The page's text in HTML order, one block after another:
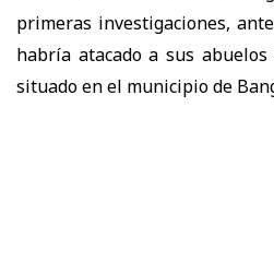
primeras investigaciones,
habría atacado a sus
situado en el municipio de